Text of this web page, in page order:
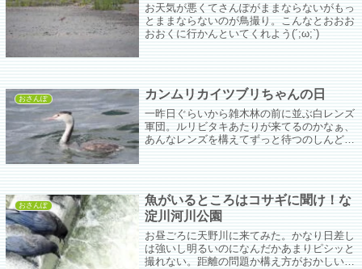
お天気が悪くてさんぽがままならないがもっ
とままならないのが鳥撮り。こんなとおおお
おおくに行かんといてくれよう(´;ω;`)
おさんぽ カンムリカイツブリちゃんの日
一昨日ぐらいから雑木林の前に並ぶ白レンズ
軍団。ルリビタキあたりが来てるのかなぁ、
あんなレンズを構えてずっと待つのしんどい
かんでいた。
おさんぽ
魚がいるところはコサギに聞け！な
淀川河川公園
お昼ごろに天野川に来てみた。かなり日差し
は強いし明るいのになんだかあまりピシッと
撮れない。距離の問題か構え方がおかしいの